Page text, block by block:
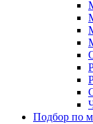
Подбор по